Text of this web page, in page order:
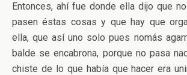
Entonces, ahí fue donde ella dijo que
pasen éstas cosas y que hay que
ella, que así uno solo pues nomás
balde se encabrona, porque no pasa
chiste de lo que había que hacer era